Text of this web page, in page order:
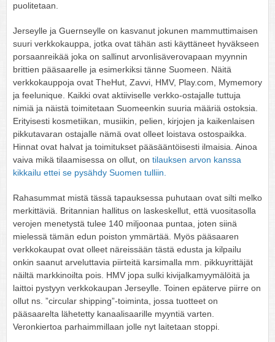
puolitetaan.
Jerseylle ja Guernseylle on kasvanut jokunen mammuttimaisen
suuri verkkokauppa, jotka ovat tähän asti käyttäneet hyväkseen
porsaanreikää joka on sallinut arvonlisäverovapaan myynnin
brittien pääsaarelle ja esimerkiksi tänne Suomeen. Näitä
verkkokauppoja ovat TheHut, Zavvi, HMV, Play.com, Mymemory
ja feelunique. Kaikki ovat aktiiviselle verkko-ostajalle tuttuja
nimiä ja näistä toimitetaan Suomeenkin suuria määriä ostoksia.
Erityisesti kosmetiikan, musiikin, pelien, kirjojen ja kaikenlaisen
pikkutavaran ostajalle nämä ovat olleet loistava ostospaikka.
Hinnat ovat halvat ja toimitukset pääsääntöisesti ilmaisia. Ainoa
vaiva mikä tilaamisessa on ollut, on tilauksen arvon kanssa
kikkailu ettei se pysähdy Suomen tulliin.
Rahasummat mistä tässä tapauksessa puhutaan ovat silti melko
merkittäviä. Britannian hallitus on laskeskellut, että vuositasolla
verojen menetystä tulee 140 miljoonaa puntaa, joten siinä
mielessä tämän edun poiston ymmärtää. Myös pääsaaren
verkkokaupat ovat olleet näreissään tästä edusta ja kilpailu
onkin saanut arveluttavia piirteitä karsimalla mm. pikkuyrittäjät
näiltä markkinoilta pois. HMV jopa sulki kivijalkamyymälöitä ja
laittoi pystyyn verkkokaupan Jerseylle. Toinen epäterve piirre on
ollut ns. ”circular shipping”-toiminta, jossa tuotteet on
pääsaarelta lähetetty kanaalisaarille myyntiä varten.
Veronkiertoa parhaimmillaan jolle nyt laitetaan stoppi.